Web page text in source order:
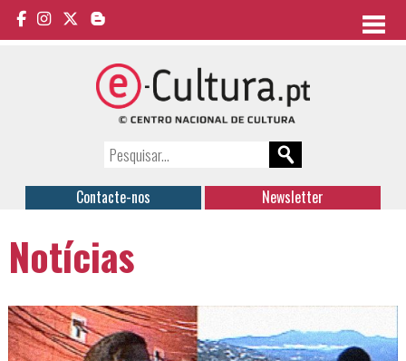
Contacte-nos Newsletter
Notícias